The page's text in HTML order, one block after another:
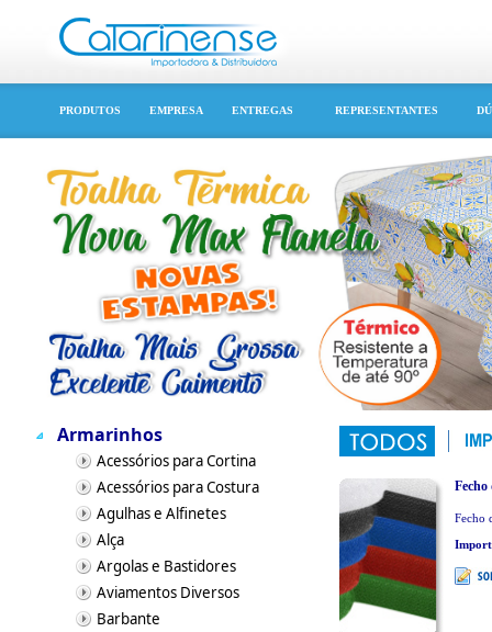
PRODUTOS EMPRESA ENTREGAS REPRESENTANTES
Armarinhos
Acessórios para Cortina
Acessórios para Costura
Agulhas e Alfinetes
Alça
Argolas e Bastidores
Aviamentos Diversos
Barbante
Fecho
Fecho